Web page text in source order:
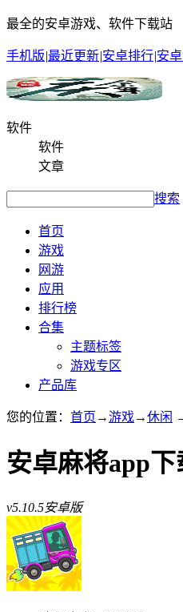
最全的安卓游戏、软件下载站
手机版|最近更新|安卓排行|安
软件
软件
文章
搜索
首页
游戏
网游
应用
排行榜
合集
主题标签
游戏专区
产品库
您的位置： 首页 →游戏→休闲
安卓麻将app
v5.10.5安卓版